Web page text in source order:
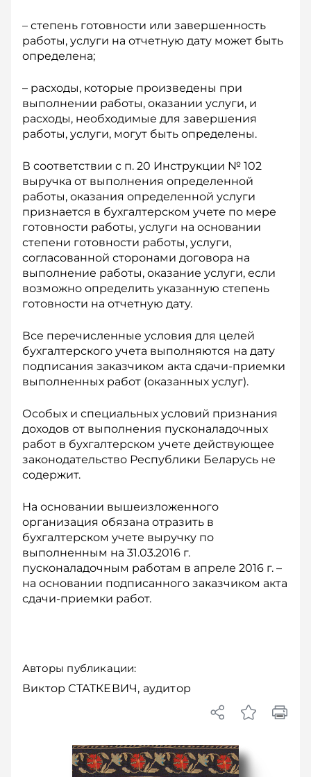
– степень готовности или завершенность
работы, услуги на отчетную дату может быть
определена;
– расходы, которые произведены при
выполнении работы, оказании услуги, и
расходы, необходимые для завершения
работы, услуги, могут быть определены.
В соответствии с п. 20 Инструкции № 102
выручка от выполнения определенной
работы, оказания определенной услуги
признается в бухгалтерском учете по мере
готовности работы, услуги на основании
степени готовности работы, услуги,
согласованной сторонами договора на
выполнение работы, оказание услуги, если
возможно определить указанную степень
готовности на отчетную дату.
Все перечисленные условия для целей
бухгалтерского учета выполняются на дату
подписания заказчиком акта сдачи-приемки
выполненных работ (оказанных услуг).
Особых и специальных условий признания
доходов от выполнения пусконаладочных
работ в бухгалтерском учете действующее
законодательство Республики Беларусь не
содержит.
На основании вышеизложенного
организация обязана отразить в
бухгалтерском учете выручку по
выполненным на 31.03.2016 г.
пусконаладочным работам в апреле 2016 г. –
на основании подписанного заказчиком акта
сдачи-приемки работ.
Авторы публикации:
Виктор СТАТКЕВИЧ, аудитор